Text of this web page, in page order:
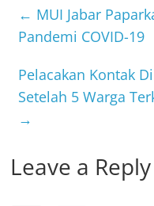
b
o
o
k
← MUI Jabar
Pandemi COVID-19
Pelacakan Kontak
Setelah 5 Warga
→
Leave a Reply